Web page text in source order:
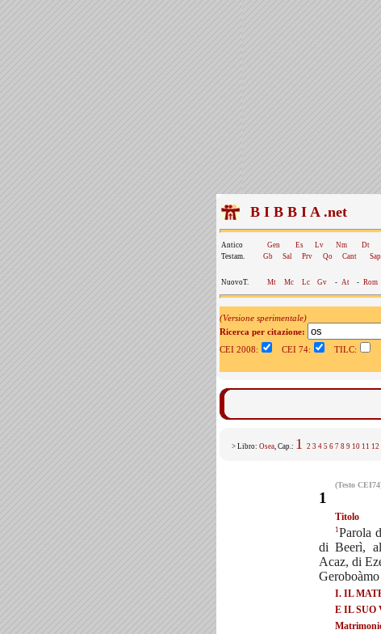
B I B B I A .net
Antico Gen Es Lv Nm Dt
Testam.
Gb Sal Prv Qo Cant Sap
NuovoT. Mt Mc Lc Gv - At - Rom
(Versione sperimentale)
Ricerca per citazione:
CEI 2008:
CEI 74: TILC:
> Libro: Osea, Cap.: 1 2 3 4 5 6 7 8 9 10 11 12
(Testo
1
Titolo
1Parola
di Beerì,
Acaz, di
I. IL
E IL SUO